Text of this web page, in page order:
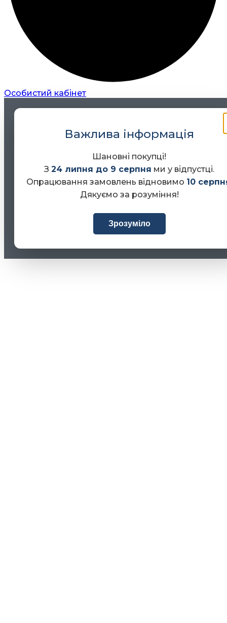
Особистий кабінет
Важлива інформація
Шановні покупці!
З24 липня до 9 серпня ми у відпустці.
Опрацювання замовлень відновимо 10
Дякуємо за розуміння!
Зрозуміло